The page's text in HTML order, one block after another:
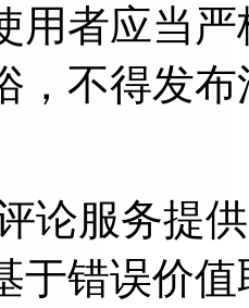
用者应当
，不得发
论服务提
于错误价